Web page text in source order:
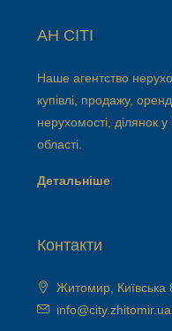
АН СІТІ
Наше агентство
купівлі, продажу,
нерухомості, ділянок
області.
Детальніше
Контакти
Житомир, Київська
info@city.zhitomir.ua